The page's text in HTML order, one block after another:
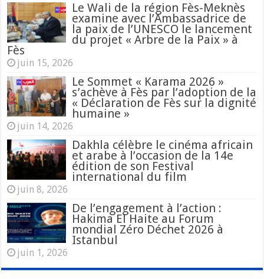
Le Wali de la région Fès-Meknès
examine avec l’Ambassadrice de
la paix de l’UNESCO le lancement
du projet « Arbre de la Paix » à
Fès
juin 15, 2026
Le Sommet « Karama 2026 »
s’achève à Fès par l’adoption de la
« Déclaration de Fès sur la dignité
humaine »
juin 14, 2026
Dakhla célèbre le cinéma africain
et arabe à l’occasion de la 14e
édition de son Festival
international du film
juin 8, 2026
De l’engagement à l’action :
Hakima El Haite au Forum
mondial Zéro Déchet 2026 à
Istanbul
juin 1, 2026